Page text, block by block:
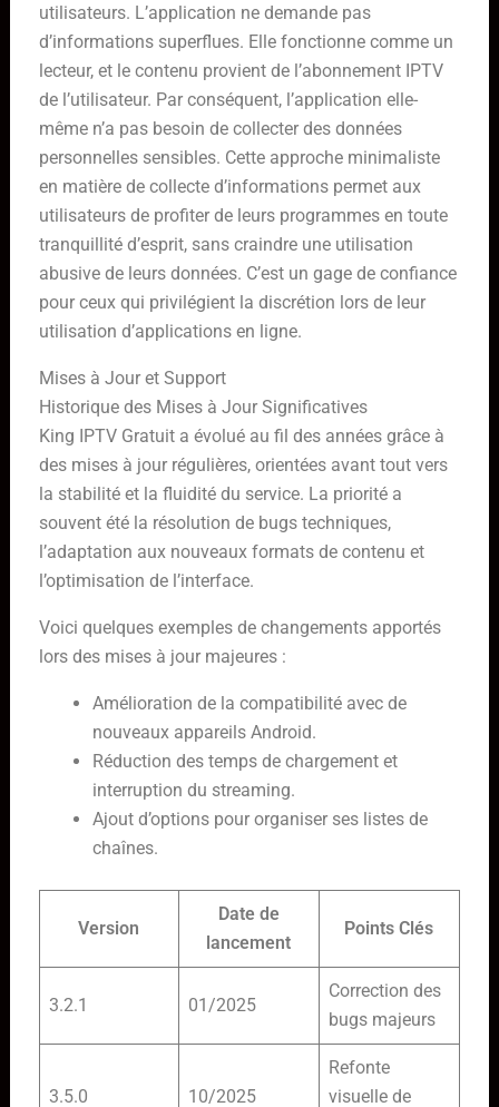
utilisateurs. L’application ne demande pas
d’informations superflues. Elle fonctionne comme un
lecteur, et le contenu provient de l’abonnement IPTV
de l’utilisateur. Par conséquent, l’application elle-
même n’a pas besoin de collecter des données
personnelles sensibles. Cette approche minimaliste
en matière de collecte d’informations permet aux
utilisateurs de profiter de leurs programmes en toute
tranquillité d’esprit, sans craindre une utilisation
abusive de leurs données. C’est un gage de confiance
pour ceux qui privilégient la discrétion lors de leur
utilisation d’applications en ligne.
Mises à Jour et Support
Historique des Mises à Jour Significatives
King IPTV Gratuit a évolué au fil des années grâce à
des mises à jour régulières, orientées avant tout vers
la stabilité et la fluidité du service. La priorité a
souvent été la résolution de bugs techniques,
l’adaptation aux nouveaux formats de contenu et
l’optimisation de l’interface.
Voici quelques exemples de changements apportés
lors des mises à jour majeures :
Amélioration de la compatibilité avec de
nouveaux appareils Android.
Réduction des temps de chargement et
interruption du streaming.
Ajout d’options pour organiser ses listes de
chaînes.
Version
Date de
lancement
Points Clés
3.2.1 01/2025
Correction des
bugs majeurs
3.5.0 10/2025
Refonte
visuelle de